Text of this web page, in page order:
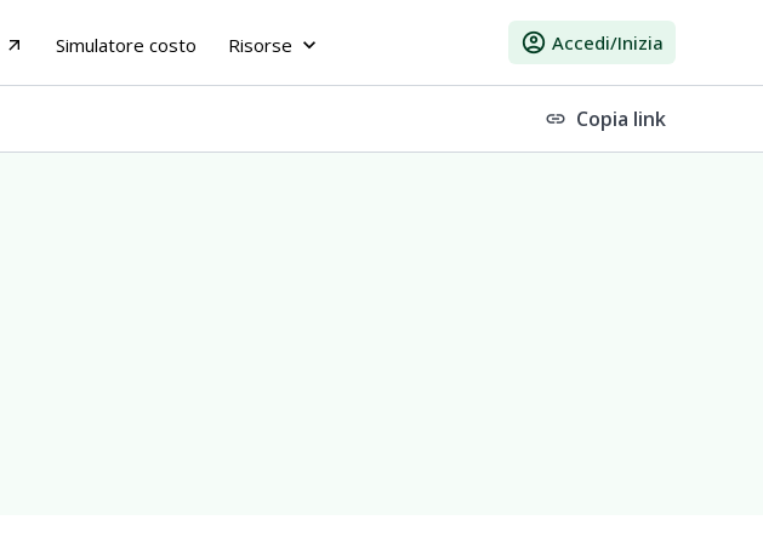
arrow_outward Simulatore costo Risorse keyboard_arrow_down account_circle Accedi/Inizia
link Copia link